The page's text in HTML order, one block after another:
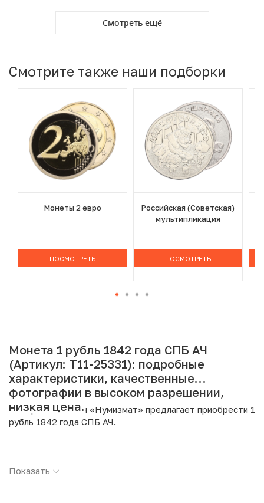
Смотреть ещё
Смотрите также наши подборки
Монеты 2 евро
ПОСМОТРЕТЬ
Российская (Советская)
мультипликация
ПОСМОТРЕТЬ
Монета 1 рубль 1842 года СПБ АЧ
(Артикул: T11-25331): подробные
характеристики, качественные
фотографии в высоком разрешении,
низкая цена.
Интернет магазин «Нумизмат» предлагает приобрести 1
рубль 1842 года СПБ АЧ.
Страна: Российская Империя
Показать